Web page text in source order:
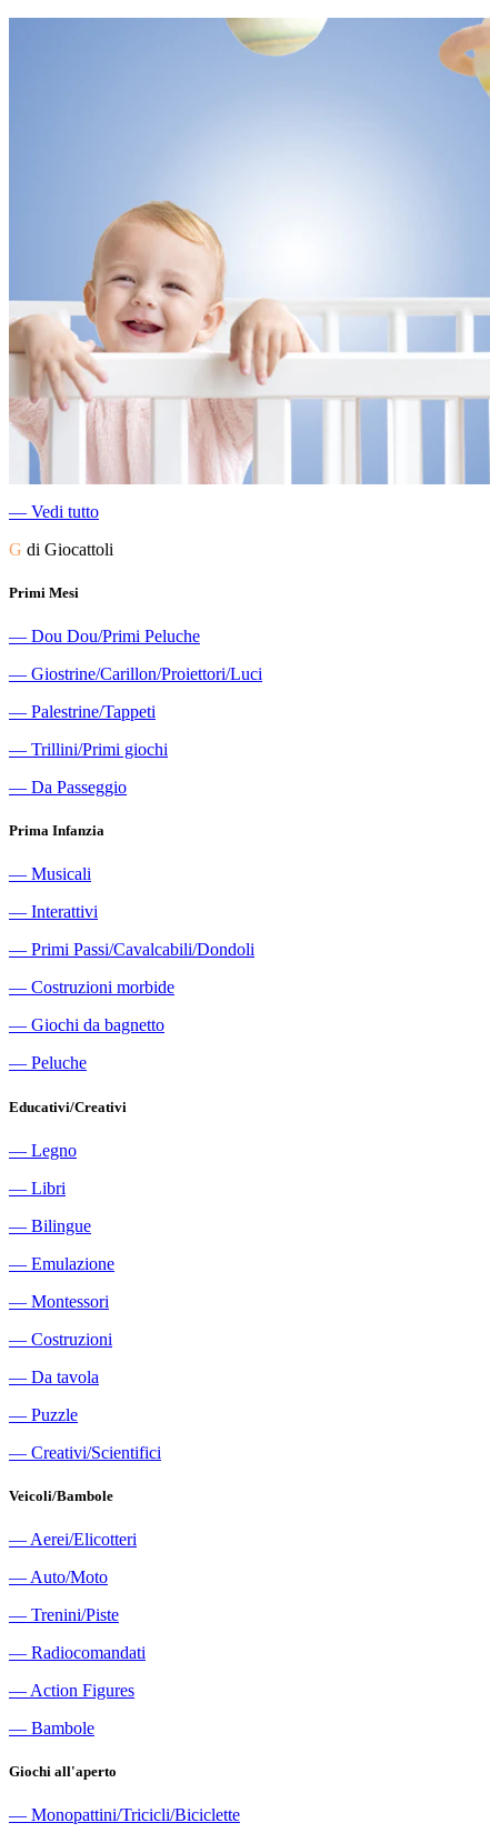
― Vedi tutto
G di Giocattoli
Primi Mesi
― Dou Dou/Primi Peluche
― Giostrine/Carillon/Proiettori/Luci
― Palestrine/Tappeti
― Trillini/Primi giochi
― Da Passeggio
Prima Infanzia
― Musicali
― Interattivi
― Primi Passi/Cavalcabili/Dondoli
― Costruzioni morbide
― Giochi da bagnetto
― Peluche
Educativi/Creativi
― Legno
― Libri
― Bilingue
― Emulazione
― Montessori
― Costruzioni
― Da tavola
― Puzzle
― Creativi/Scientifici
Veicoli/Bambole
― Aerei/Elicotteri
― Auto/Moto
― Trenini/Piste
― Radiocomandati
― Action Figures
― Bambole
Giochi all'aperto
― Monopattini/Tricicli/Biciclette